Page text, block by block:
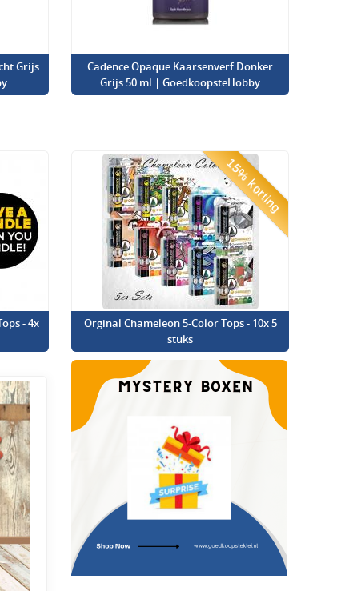
Grijs
Cadence Opaque Kaarsenverf Donker
Grijs 50 ml | GoedkoopsteHobby
- 4x
15% korting
Orginal Chameleon 5-Color Tops - 10x 5
stuks